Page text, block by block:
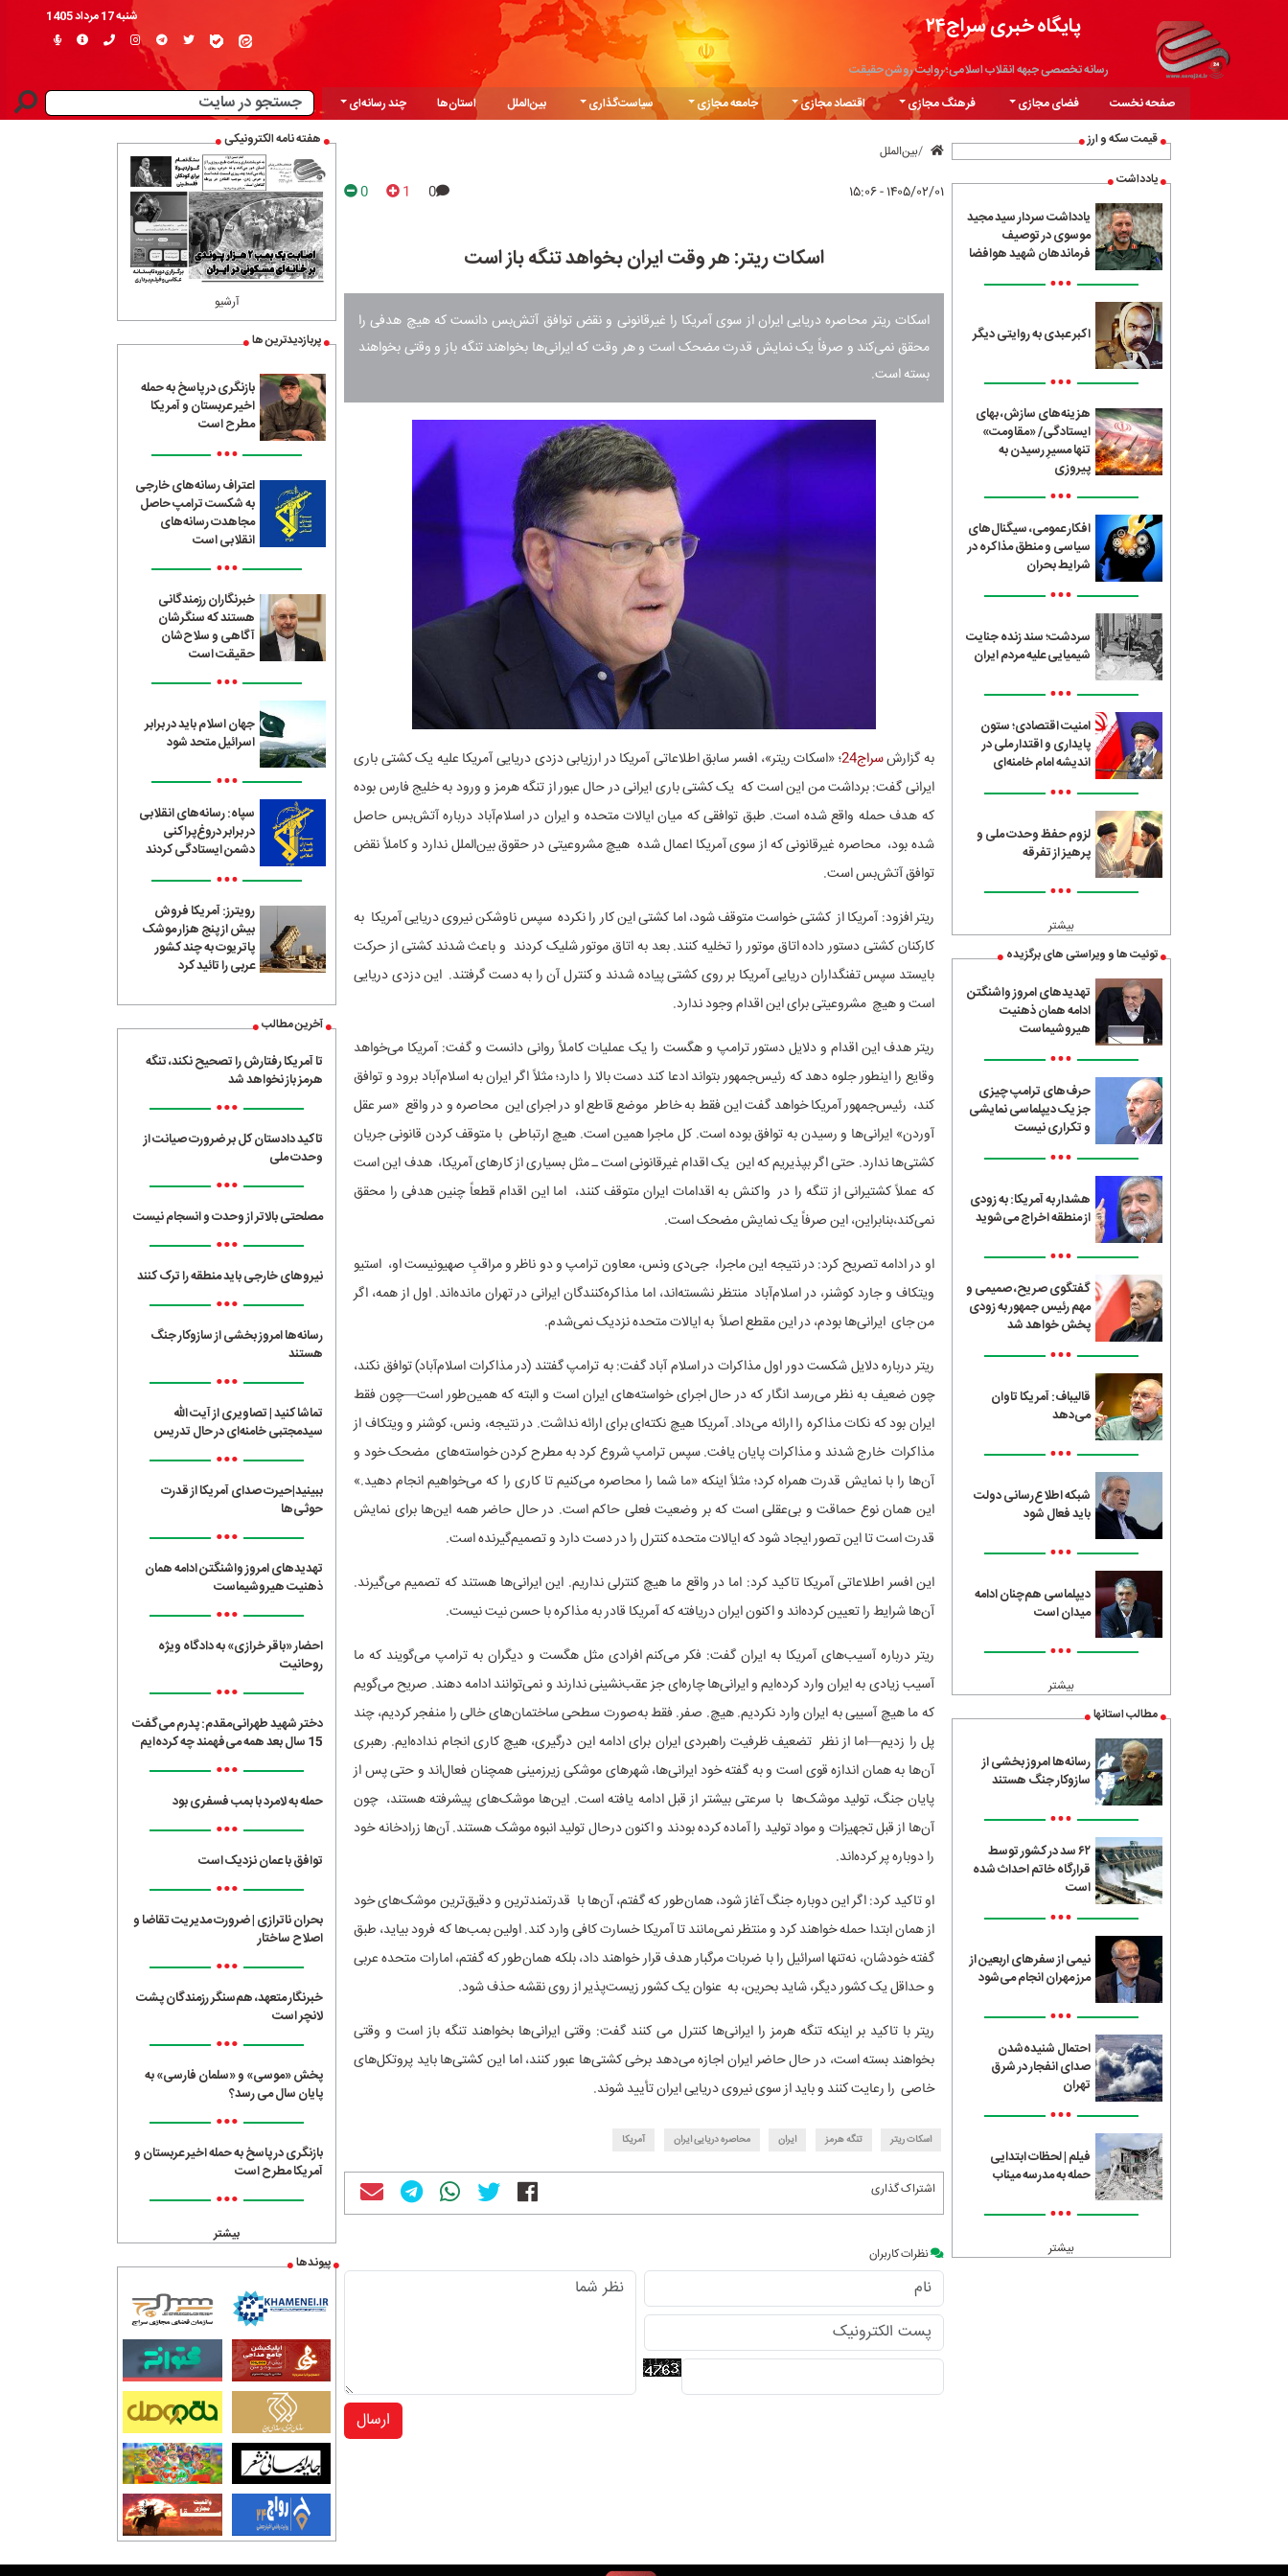
پایگاه خبری سراج۲۴
رسانه تخصصی جبهه انقلاب اسلامی؛ روایت روشن حقیقت
شنبه 17 مرداد 1405
صفحه نخست فضای مجازی فرهنگ مجازی اقتصاد مجازی جامعه مجازی سیاست‌گذاری بین‌الملل استان‌ها
چند رسانه‌ای
قیمت سکه و ارز
یادداشت
یادداشت سردار سید مجید
موسوی در توصیف
فرماندهان شهید هوافضا
•••
اکبر عبدی به روایتی دیگر
•••
هزینه‌های سازش، بهای
ایستادگی/ «مقاومت»
تنها مسیرِ رسیدن به
پیروزی
•••
افکار عمومی، سیگنال‌های
سیاسی و منطق مذاکره در
شرایط بحران
•••
سردشت؛ سند زنده جنایت
شیمیایی علیه مردم ایران
•••
امنیت اقتصادی؛ ستون
پایداری و اقتدار ملی در
اندیشه امام خامنه‌ای
•••
لزوم حفظ وحدت ملی و
پرهیز از تفرقه
•••
بیشتر
توئیت ها و ویراستی های برگزیده
تهدیدهای امروز واشنگتن
ادامه همان ذهنیت
هیروشیماست
•••
حرف‌های ترامپ چیزی
جز یک دیپلماسی نمایشی
و تکراری نیست
•••
هشدار به آمریکا: به زودی
از منطقه اخراج می‌شوید
•••
گفتگوی صریح، صمیمی و
مهم رئیس جمهور به زودی
پخش خواهد شد
•••
قالیباف: آمریکا تاوان
می‌دهد
•••
شبکه اطلاع‌رسانی دولت
باید فعال شود
•••
دیپلماسی هم‌چنان ادامه
میدان است
•••
بیشتر
مطالب استانها
رسانه‌ها امروز بخشی از
سازوکار جنگ هستند
•••
۶۲ سد در کشور توسط
قرارگاه خاتم احداث شده
است
•••
نیمی از سفرهای اربعین از
مرز مهران انجام می‌شود
•••
احتمال شنیده‌شدن
صدای انفجار در شرق
تهران
•••
فیلم | لحظات ابتدایی
حمله به مدرسه میناب
•••
بیشتر
بین‌الملل
۱۴۰۵/۰۲/۰۱ - ۱۵:۰۶ 0
1
0
اسکات ریتر: هر وقت ایران بخواهد تنگه باز است
اسکات ریتر محاصره دریایی ایران از سوی آمریکا را غیرقانونی و نقض توافق آتش‌بس دانست که هیچ هدفی را
محقق نمی‌کند و صرفاً یک نمایش قدرت مضحک است و هر وقت که ایرانی‌ها بخواهند تنگه باز و وقتی بخواهند
بسته است.
به گزارشسراج24
؛ «اسکات ریتر»، افسر سابق اطلاعاتی آمریکا در ارزیابی دزدی دریایی آمریکا علیه یک کشتی باری
ایرانی گفت: برداشت من این است که یک کشتی باری ایرانی در حال عبور از تنگه هرمز و ورود به خلیج فارس بوده
که هدف حمله واقع شده است. طبق توافقی که میان ایالات متحده و ایران در اسلام‌آباد درباره آتش‌بس حاصل
شده بود، محاصره غیرقانونی که از سوی آمریکا اعمال شده هیچ مشروعیتی در حقوق بین‌الملل ندارد و کاملاً نقض
توافق آتش‌بس است.
ریتر افزود: آمریکا از کشتی خواست متوقف شود، اما کشتی این کار را نکرده سپس ناوشکن نیروی دریایی آمریکا به
کارکنان کشتی دستور داده اتاق موتور را تخلیه کنند. بعد به اتاق موتور شلیک کردند و باعث شدند کشتی از حرکت
بایستد سپس تفنگداران دریایی آمریکا بر روی کشتی پیاده شدند و کنترل آن را به دست گرفتند. این دزدی دریایی
است و هیچ مشروعیتی برای این اقدام وجود ندارد.
ریتر هدف این اقدام و دلایل دستور ترامپ و هگست را یک عملیات کاملاً روانی دانست و گفت: آمریکا می‌خواهد
وقایع را اینطور جلوه دهد که رئیس‌جمهور بتواند ادعا کند دست بالا را دارد؛ مثلاً اگر ایران به اسلام‌آباد برود و توافق
کند، رئیس‌جمهور آمریکا خواهد گفت این فقط به خاطر موضع قاطع او در اجرای این محاصره و در واقع «سر عقل
آوردن» ایرانی‌ها و رسیدن به توافق بوده است. کل ماجرا همین است. هیچ ارتباطی با متوقف کردن قانونی جریان‌
کشتی‌ها ندارد. حتی اگر بپذیریم که این یک اقدام غیرقانونی است ـ مثل بسیاری از کارهای آمریکا، هدف این است
که عملاً کشتیرانی از تنگه را در واکنش به اقدامات ایران متوقف کنند، اما این اقدام قطعاً چنین هدفی را محقق
نمی‌کند،بنابراین، این صرفاً یک نمایش مضحک است.
او در ادامه تصریح کرد: در نتیجه این ماجرا، جی‌دی ونس، معاون ترامپ و دو ناظر و مراقبِ صهیونیست او، استیو
ویتکاف و جارد کوشنر، در اسلام‌آباد منتظر نشسته‌اند، اما مذاکره‌کنندگان ایرانی در تهران مانده‌اند. اول از همه، اگر
من جای ایرانی‌ها بودم، در این مقطع اصلاً به ایالات متحده نزدیک نمی‌شدم.
ریتر درباره دلایل شکست دور اول مذاکرات در اسلام آباد گفت: به ترامپ گفتند (در مذاکرات اسلام‌آباد) توافق نکند،
چون ضعیف به نظر می‌رسد انگار که در حال اجرای خواسته‌های ایران است و البته که همین‌طور است—چون فقط
ایران بود که نکات مذاکره را ارائه می‌داد. آمریکا هیچ نکته‌ای برای ارائه نداشت. در نتیجه، ونس، کوشنر و ویتکاف از
مذاکرات خارج شدند و مذاکرات پایان یافت. سپس ترامپ شروع کرد به مطرح کردن خواسته‌های مضحک خود و
آن‌ها را با نمایش قدرت همراه کرد؛ مثلاً اینکه «ما شما را محاصره می‌کنیم تا کاری را که می‌خواهیم انجام دهید.»
این همان نوع حماقت و بی‌عقلی است که بر وضعیت فعلی حاکم است. در حال حاضر همه این‌ها برای نمایش
قدرت است تا این تصور ایجاد شود که ایالات متحده کنترل را در دست دارد و تصمیم‌گیرنده است.
این افسر اطلاعاتی آمریکا تاکید کرد: اما در واقع ما هیچ کنترلی نداریم. این ایرانی‌ها هستند که تصمیم می‌گیرند.
آن‌ها شرایط را تعیین کرده‌اند و اکنون ایران دریافته که آمریکا قادر به مذاکره با حسن نیت نیست.
ریتر درباره آسیب‌های آمریکا به ایران گفت: فکر می‌کنم افرادی مثل هگست و دیگران به ترامپ می‌گویند که ما
آسیب زیادی به ایران وارد کرده‌ایم و ایرانی‌ها چاره‌ای جز عقب‌نشینی ندارند و نمی‌توانند ادامه دهند. صریح می‌گویم
که ما هیچ آسیبی به ایران وارد نکردیم. هیچ. صفر. فقط به‌صورت سطحی ساختمان‌های خالی را منفجر کردیم، چند
پل را زدیم—اما از نظر تضعیف ظرفیت راهبردی ایران برای ادامه این درگیری، هیچ کاری انجام نداده‌ایم. رهبری
آن‌ها به همان اندازه قوی است و به گفته خود ایرانی‌ها، شهرهای موشکی زیرزمینی همچنان فعال‌اند و حتی پس از
پایان جنگ، تولید موشک‌ها با سرعتی بیشتر از قبل ادامه یافته است. این‌ها موشک‌های پیشرفته هستند، چون
آن‌ها از قبل تجهیزات و مواد تولید را آماده کرده بودند و اکنون درحال تولید انبوه موشک هستند. آن‌ها زرادخانه خود
را دوباره پر کرده‌اند.
او تاکید کرد: اگر این دوباره جنگ آغاز شود، همان‌طور که گفتم، آن‌ها با قدرتمندترین و دقیق‌ترین موشک‌های خود
از همان ابتدا حمله خواهند کرد و منتظر نمی‌مانند تا آمریکا خسارت کافی وارد کند. اولین بمب‌ها که فرود بیاید، طبق
گفته خودشان، نه‌تنها اسرائیل را با ضربات مرگبار هدف قرار خواهند داد، بلکه همان‌طور که گفتم، امارات متحده عربی
و حداقل یک کشور دیگر، شاید بحرین، به عنوان یک کشور زیست‌پذیر از روی نقشه حذف شود.
ریتر با تاکید بر اینکه تنگه هرمز را ایرانی‌ها کنترل می کنند گفت: وقتی ایرانی‌ها بخواهند تنگه باز است و وقتی
بخواهند بسته است، در حال حاضر ایران اجازه می‌دهد برخی کشتی‌ها عبور کنند، اما این کشتی‌ها باید پروتکل‌های
خاصی را رعایت کنند و باید از سوی نیروی دریایی ایران تأیید شوند.
اسکات ریتر تنگه هرمز ایران محاصره دریایی ایران آمریکا
اشتراک گذاری
نظرات کاربران
ارسال
هفته نامه الکترونیکی
آرشیو
پربازدیدترین ها
بازنگری در پاسخ به حمله
اخیر عربستان و آمریکا
مطرح است
•••
اعتراف رسانه‌های خارجی
به شکست ترامپ حاصل
مجاهدت رسانه‌های
انقلابی است
•••
خبرنگاران رزمندگانی
هستند که سنگرشان
آگاهی و سلاح‌شان
حقیقت است
•••
جهان اسلام باید در برابر
اسرائیل متحد شود
•••
سپاه: رسانه‌های انقلابی
در برابر دروغ‌پراکنی
دشمن ایستادگی کردند
•••
رویترز: آمریکا فروش
بیش از پنج هزار موشک
پاتریوت به چند کشور
عربی را تائید کرد
آخرین مطالب
تا آمریکا رفتارش را تصحیح نکند، تنگه
هرمز باز نخواهد شد
•••
تاکید دادستان کل بر ضرورت صیانت از
وحدت ملی
•••
مصلحتی بالاتر از وحدت و انسجام نیست
•••
نیروهای خارجی باید منطقه را ترک کنند
•••
رسانه‌ها امروز بخشی از سازوکار جنگ
هستند
•••
تماشا کنید | تصاویری از آیت الله
سیدمجتبی خامنه‌ای در حال تدریس
•••
ببینید|حیرت صدای آمریکا از قدرت
حوثی‌ها
•••
تهدیدهای امروز واشنگتن ادامه همان
ذهنیت هیروشیماست
•••
احضار «باقر خرازی» به دادگاه ویژه
روحانیت
•••
دختر شهید طهرانی‌مقدم: پدرم می‌گفت
15 سال بعد همه می‌فهمند چه کرده‌ایم
•••
حمله به لامرد با بمب فسفری بود
•••
توافق با عمان نزدیک است
•••
بحران ناترازی | ضرورت مدیریت تقاضا و
اصلاح ساختار
•••
خبرنگار متعهد، هم‌سنگر رزمندگان پشت
لانچر است
•••
پخش «موسی» و «سلمان فارسی» به
پایان سال می رسد؟
•••
بازنگری در پاسخ به حمله اخیر عربستان و
آمریکا مطرح است
•••
بیشتر
پیوندها